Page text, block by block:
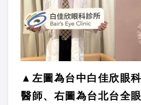
▲左圖為台中白佳欣眼
醫師、右圖為台北台全